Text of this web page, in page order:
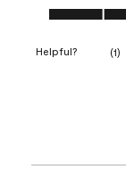
Ease of
Helpful? (1)